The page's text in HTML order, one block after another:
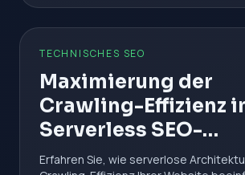
TECHNISCHES SEO
Maximierung der
Crawling-Effizienz
Serverless SEO-
Architekturen
Erfahren Sie, wie serverlose